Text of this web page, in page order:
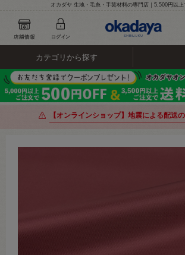
オカダヤ 生地・毛糸・手芸材料の専門店｜5,500円以上
カテゴリから探す
【オンラインショップ】地震による配送